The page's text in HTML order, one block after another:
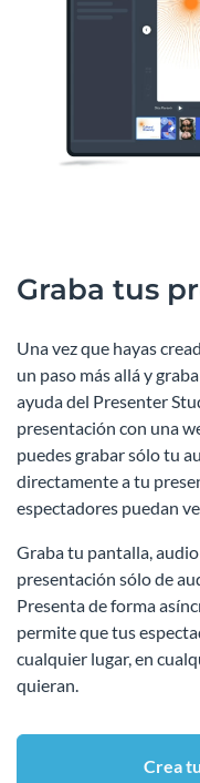
Graba tus
Una vez que hayas
un paso más allá y
ayuda del Presenter
presentación con una
puedes grabar sólo tu
directamente a tu
espectadores puedan
Graba tu pantalla,
presentación sólo de
Presenta de forma
permite que tus
cualquier lugar, en
quieran.
Crea